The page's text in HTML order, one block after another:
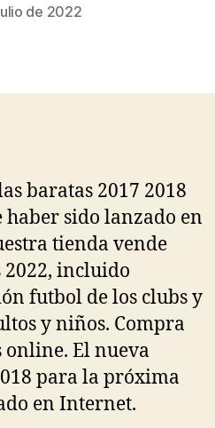
de 2022
baratas 2017 2018
sido lanzado en
tienda vende
2022, incluido
futbol de los clubs y
y niños. Compra
online. El nueva
para la próxima
en Internet.